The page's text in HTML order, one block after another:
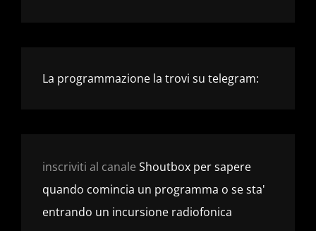
La programmazione la trovi su telegram:
inscriviti al canale Shoutbox per sapere
quando comincia un programma o se sta'
entrando un incursione radiofonica